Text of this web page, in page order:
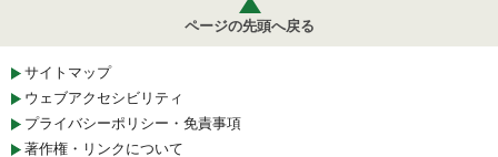
ページの先頭へ戻る
サイトマップ
ウェブアクセシビリティ
プライバシーポリシー・免責事項
著作権・リンクについて